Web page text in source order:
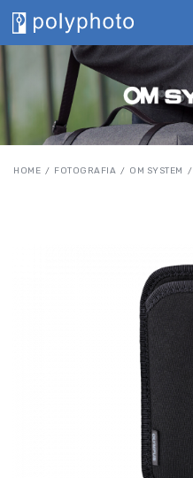
HOME FOTOGRAFIA OM SYSTEM